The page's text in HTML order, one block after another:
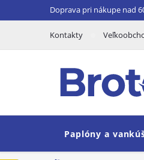
na
Doprava pri nákupe nad
Kontakty
Paplóny a